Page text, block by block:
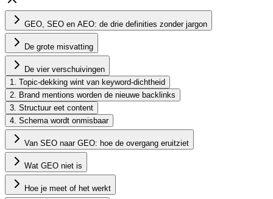
GEO, SEO en AEO: de drie definities zonder jargon
De grote misvatting
De vier verschuivingen
1. Topic-dekking wint van keyword-dichtheid
2. Brand mentions worden de nieuwe backlinks
3. Structuur eet content
4. Schema wordt onmisbaar
Van SEO naar GEO: hoe de overgang eruitziet
Wat GEO niet is
Hoe je meet of het werkt